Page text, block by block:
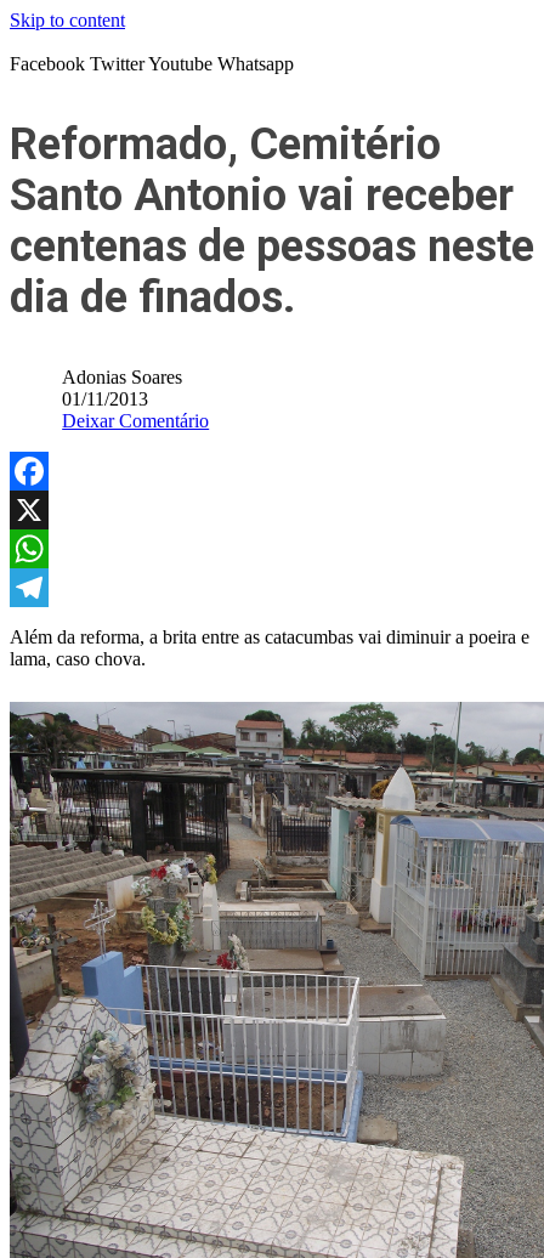
Skip to content
Facebook TwitterYoutube Whatsapp
Reformado, Cemitério
Santo Antonio vai receber
centenas de pessoas neste
dia de finados.
Adonias Soares
01/11/2013
Deixar Comentário
Facebook
X
WhatsApp
Telegram
Além da reforma, a brita entre as catacumbas vai diminuir a poeira e
lama, caso chova.